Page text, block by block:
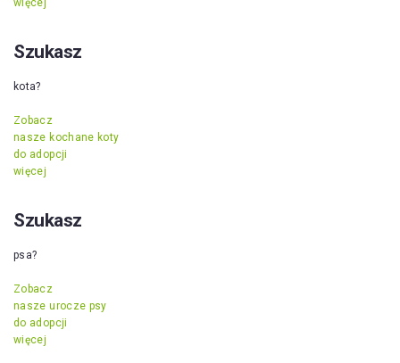
więcej
Szukasz
kota?
Zobacz
nasze kochane koty
do adopcji
więcej
Szukasz
psa?
Zobacz
nasze urocze psy
do adopcji
więcej